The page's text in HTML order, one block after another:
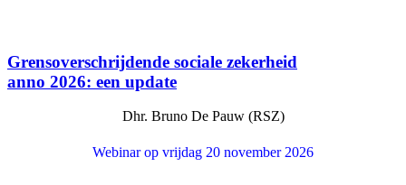
Grensoverschrijdende sociale zekerheid
anno 2026: een update
Dhr. Bruno De Pauw (RSZ)
Webinar op vrijdag 20 november 2026